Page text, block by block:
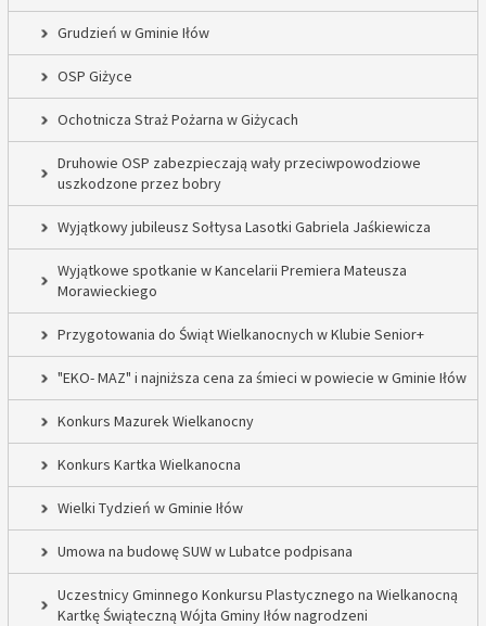
Grudzień w Gminie Iłów
OSP Giżyce
Ochotnicza Straż Pożarna w Giżycach
Druhowie OSP zabezpieczają wały przeciwpowodziowe
uszkodzone przez bobry
Wyjątkowy jubileusz Sołtysa Lasotki Gabriela Jaśkiewicza
Wyjątkowe spotkanie w Kancelarii Premiera Mateusza
Morawieckiego
Przygotowania do Świąt Wielkanocnych w Klubie Senior+
"EKO- MAZ" i najniższa cena za śmieci w powiecie w Gminie Iłów
Konkurs Mazurek Wielkanocny
Konkurs Kartka Wielkanocna
Wielki Tydzień w Gminie Iłów
Umowa na budowę SUW w Lubatce podpisana
Uczestnicy Gminnego Konkursu Plastycznego na Wielkanocną
Kartkę Świąteczną Wójta Gminy Iłów nagrodzeni